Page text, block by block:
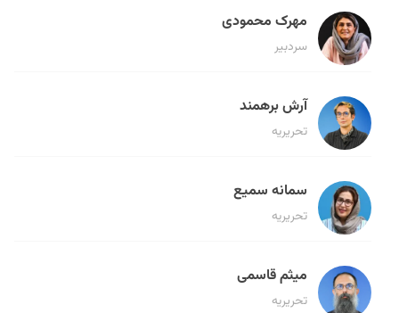
مهرک محمودی
سردبیر
آرش برهمند
تحریریه
سمانه سمیع
تحریریه
میثم قاسمی
تحریریه